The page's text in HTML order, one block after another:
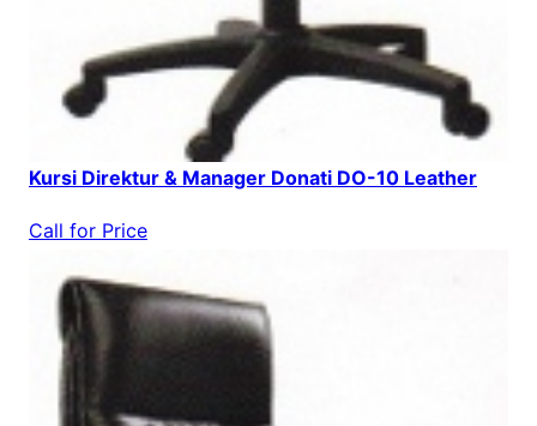
Kursi Direktur & Manager Donati DO-10 Leather
Call for Price